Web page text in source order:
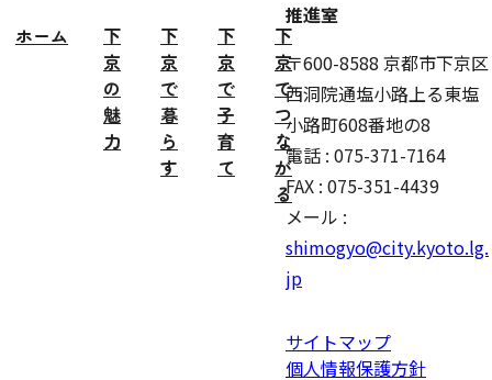
ホーム
下
京
の
魅
力
下
京
で
暮
ら
す
下
京
で
子
育
て
下
京
で
つ
な
が
る
推進室
〒600-8588 京都市下京区
西洞院通塩小路上る東塩
小路町608番地の8
電話 : 075-371-7164
FAX : 075-351-4439
メール :
shimogyo@city.kyoto.lg.
jp
サイトマップ
個人情報保護方針